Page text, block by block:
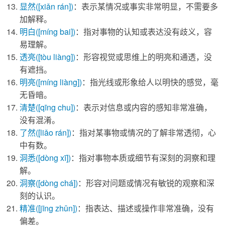
显然([xiǎn rán])：表示某情况或事实非常明显，不需要多
加解释。
明白([míng bai])：指对事物的认知或表达没有歧义，容
易理解。
透亮([tòu liàng])：形容视觉或思维上的明亮和通透，没
有遮挡。
明亮([míng liàng])：指光线或形象给人以明快的感觉，毫
无昏暗。
清楚([qīng chu])：表示对信息或内容的感知非常准确，
没有混淆。
了然([liǎo rán])：指对某事物或情况的了解非常透彻，心
中有数。
洞悉([dòng xī])：指对事物本质或细节有深刻的洞察和理
解。
洞察([dòng chá])：形容对问题或情况有敏锐的观察和深
刻的认识。
精准([jīng zhǔn])：指表达、描述或操作非常准确，没有
偏差。